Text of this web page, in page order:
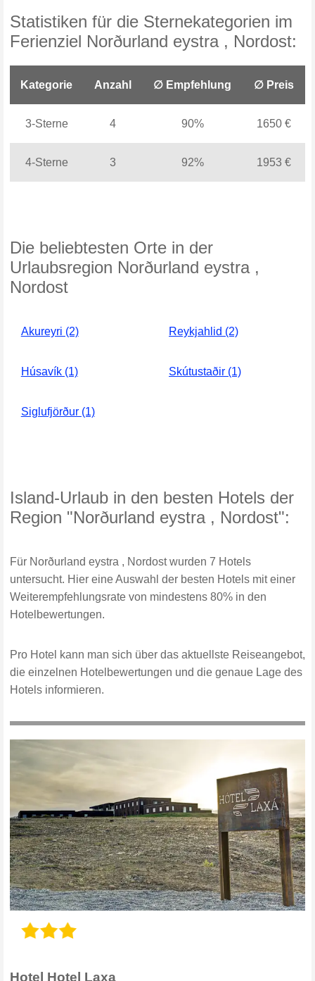
Statistiken für die Sternekategorien im
Ferienziel Norðurland eystra , Nordost:
Kategorie Anzahl ∅ Empfehlung ∅ Preis
3-Sterne 4 90% 1650 €
4-Sterne 3 92% 1953 €
Die beliebtesten Orte in der
Urlaubsregion Norðurland eystra ,
Nordost
Akureyri (2) Reykjahlid (2)
Húsavík (1) Skútustaðir (1)
Siglufjörður (1)
Island-Urlaub in den besten Hotels der
Region "Norðurland eystra , Nordost":
Für Norðurland eystra , Nordost wurden 7 Hotels
untersucht. Hier eine Auswahl der besten Hotels mit einer
Weiterempfehlungsrate von mindestens 80% in den
Hotelbewertungen.
Pro Hotel kann man sich über das aktuellste Reiseangebot,
die einzelnen Hotelbewertungen und die genaue Lage des
Hotels informieren.
Hotel Hotel Laxa